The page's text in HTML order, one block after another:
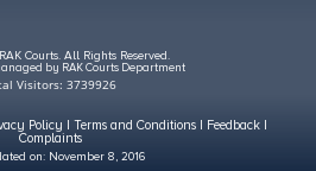
Courts. All Rights Reserved.
by RAK Courts Department
Visitors: 3739926
Policy Terms and Conditions Feedback
Complaints
on: November 8, 2016